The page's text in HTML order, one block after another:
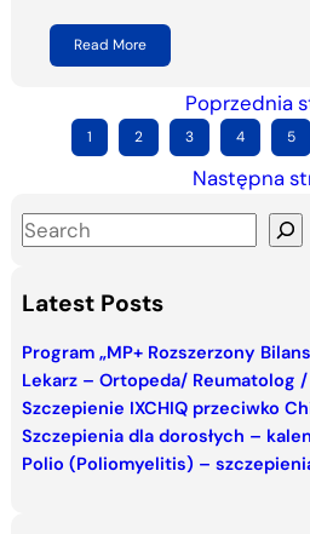
Read More
Poprzednia
1 2 3 4 5
Następna
S
a
c
h
Latest Posts
Program „MP+ Rozszerzony
Lekarz – Ortopeda/ Reumatolog
Szczepienie IXCHIQ przeciwko
Szczepienia dla dorosłych –
Polio (Poliomyelitis) –